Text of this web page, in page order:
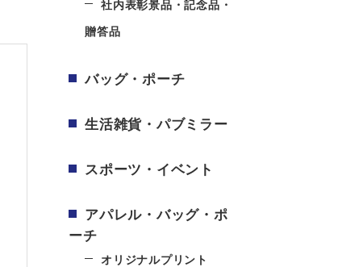
社内表彰景品・記念品・
贈答品
バッグ・ポーチ
生活雑貨・パブミラー
スポーツ・イベント
アパレル・バッグ・ポ
ーチ
オリジナルプリント